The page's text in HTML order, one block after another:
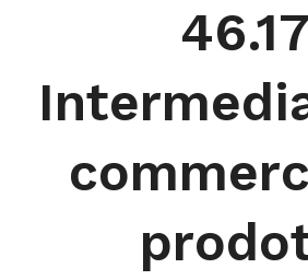
46.17